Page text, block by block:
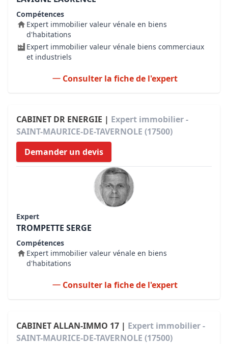
Compétences
Expert immobilier valeur vénale en biens
d'habitations
Expert immobilier valeur vénale biens commerciaux
et industriels
Consulter la fiche de l'expert
CABINET DR ENERGIE | Expert immobilier -
SAINT-MAURICE-DE-TAVERNOLE (17500)
Demander un devis
Expert
TROMPETTE SERGE
Compétences
Expert immobilier valeur vénale en biens
d'habitations
Consulter la fiche de l'expert
CABINET ALLAN-IMMO 17 | Expert immobilier -
SAINT-MAURICE-DE-TAVERNOLE (17500)